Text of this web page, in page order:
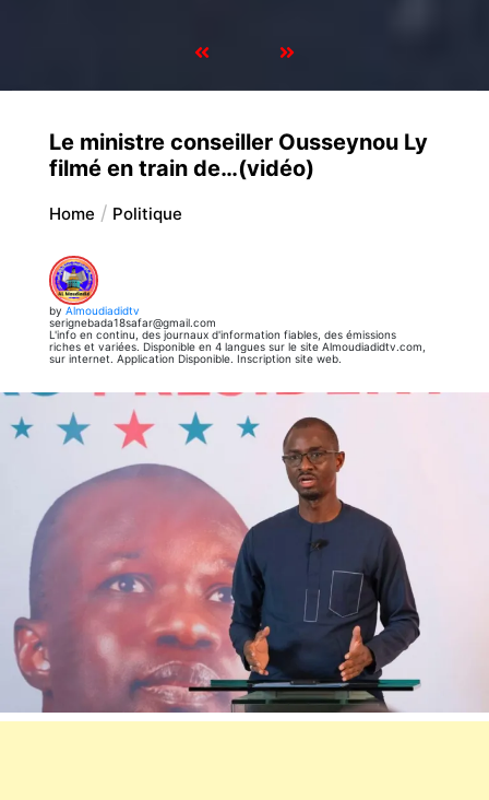
Le ministre conseiller Ousseynou Ly
filmé en train de…(vidéo)
Home Politique
by Almoudiadidtv
serignebada18safar@gmail.com
L'info en continu, des journaux d'information fiables, des émissions
riches et variées. Disponible en 4 langues sur le site Almoudiadidtv.com,
sur internet. Application Disponible. Inscription site web.